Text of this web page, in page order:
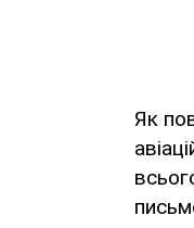
Як